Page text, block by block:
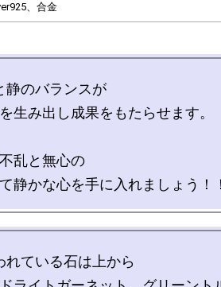
、合金
静のバランスが
生み出し成果をもたらせます。
乱と無心の
れている石は上から